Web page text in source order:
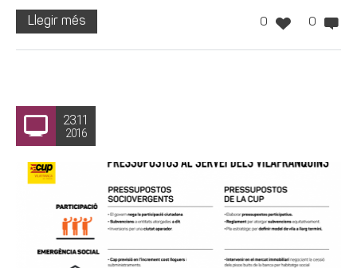
0 0
Llegir més
23.11
2016